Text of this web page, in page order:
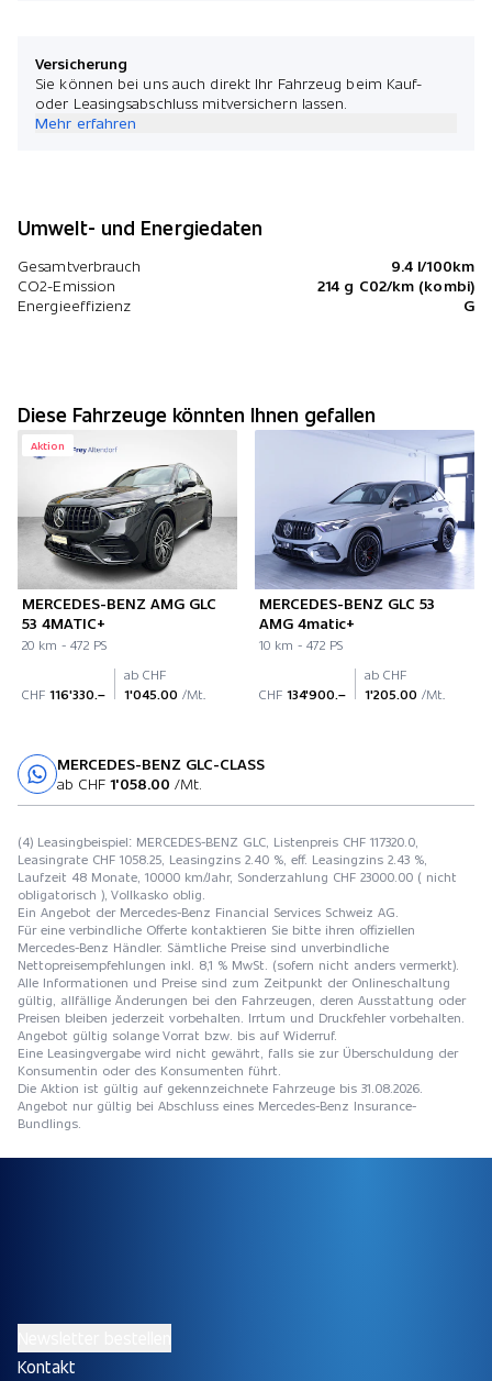
Versicherung
Sie können bei uns auch direkt Ihr Fahrzeug beim Kauf-
oder Leasingsabschluss mitversichern lassen.
Mehr erfahren
Umwelt- und Energiedaten
Gesamtverbrauch
9.4 l/100km
CO2-Emission
214 g C02/km (kombi)
Energieeffizienz
G
Diese Fahrzeuge könnten Ihnen gefallen
Aktion
MERCEDES-BENZ AMG GLC
53 4MATIC+
20 km - 472 PS
CHF 116'330.–
ab CHF
1'045.00 /Mt.
MERCEDES-BENZ GLC 53
AMG 4matic+
10 km - 472 PS
CHF 134'900.–
ab CHF
1'205.00 /Mt.
MERCEDES-BENZ GLC-CLASS
ab CHF 1'058.00 /Mt.
(4) Leasingbeispiel: MERCEDES-BENZ GLC, Listenpreis CHF 117320.0,
Leasingrate CHF 1058.25, Leasingzins 2.40 %, eff. Leasingzins 2.43 %,
Laufzeit 48 Monate, 10000 km/Jahr, Sonderzahlung CHF 23000.00 ( nicht
obligatorisch ), Vollkasko oblig.
Ein Angebot der Mercedes-Benz Financial Services Schweiz AG.
Für eine verbindliche Offerte kontaktieren Sie bitte ihren offiziellen
Mercedes-Benz Händler. Sämtliche Preise sind unverbindliche
Nettopreisempfehlungen inkl. 8,1 % MwSt. (sofern nicht anders vermerkt).
Alle Informationen und Preise sind zum Zeitpunkt der Onlineschaltung
gültig, allfällige Änderungen bei den Fahrzeugen, deren Ausstattung oder
Preisen bleiben jederzeit vorbehalten. Irrtum und Druckfehler vorbehalten.
Angebot gültig solange Vorrat bzw. bis auf Widerruf.
Eine Leasingvergabe wird nicht gewährt, falls sie zur Überschuldung der
Konsumentin oder des Konsumenten führt.
Die Aktion ist gültig auf gekennzeichnete Fahrzeuge bis 31.08.2026.
Angebot nur gültig bei Abschluss eines Mercedes-Benz Insurance-
Bundlings.
Kontakt